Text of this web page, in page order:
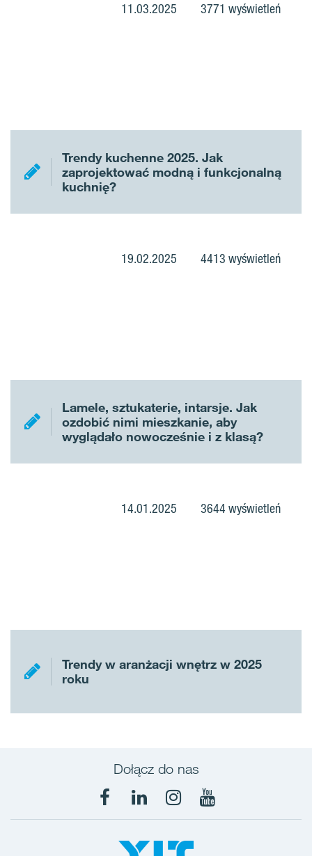
11.03.2025 3771 wyświetleń
Trendy kuchenne 2025. Jak
zaprojektować modną i funkcjonalną
kuchnię?
19.02.2025 4413 wyświetleń
Lamele, sztukaterie, intarsje. Jak
ozdobić nimi mieszkanie, aby
wyglądało nowocześnie i z klasą?
14.01.2025 3644 wyświetleń
Trendy w aranżacji wnętrz w 2025
roku
Dołącz do nas
Facebook
LinkedInInstagram
YouTube